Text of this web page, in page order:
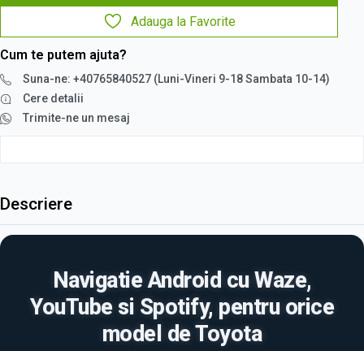
Adauga la Favorite
Cum te putem ajuta?
Suna-ne: +40765840527 (Luni-Vineri 9-18 Sambata 10-14)
Cere detalii
Trimite-ne un mesaj
Descriere
Navigatie Android cu Waze,
YouTube si Spotify, pentru orice
model de Toyota